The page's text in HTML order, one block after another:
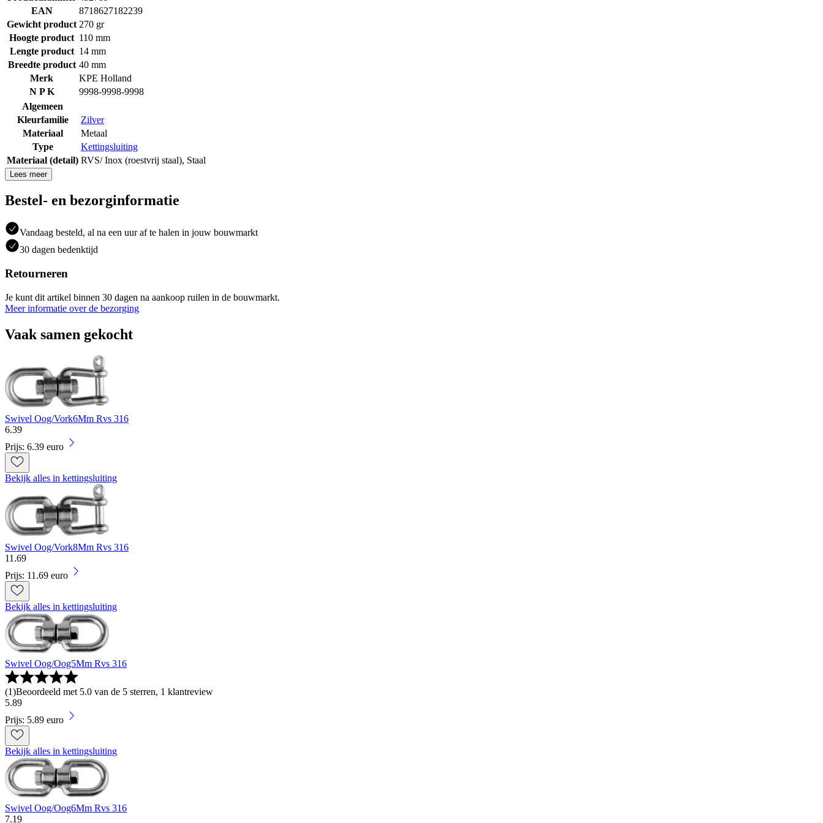
EAN
8718627182239
Gewicht product 270 gr
Hoogte product 110 mm
Lengte product 14 mm
Breedte product 40 mm
Merk
KPE Holland
N P K
9998-9998-9998
Algemeen
Kleurfamilie
Zilver
Materiaal
Metaal
Type
Kettingsluiting
Materiaal (detail) RVS/ Inox (roestvrij staal), Staal
Lees meer
Bestel- en bezorginformatie
Vandaag besteld, al na een uur af te halen in jouw bouwmarkt
30 dagen bedenktijd
Retourneren
Je kunt dit artikel binnen 30 dagen na aankoop ruilen in de bouwmarkt.
Meer informatie over de bezorging
Vaak samen gekocht
Swivel Oog/Vork6Mm Rvs 316
6.39
Prijs: 6.39 euro
Bekijk alles in kettingsluiting
Swivel Oog/Vork8Mm Rvs 316
11 .69
Prijs: 11.69 euro
Bekijk alles in kettingsluiting
Swivel Oog/Oog5Mm Rvs 316
(1)Beoordeeld met 5.0 van de 5 sterren, 1 klantreview
5.89
Prijs: 5.89 euro
Bekijk alles in kettingsluiting
Swivel Oog/Oog6Mm Rvs 316
7.19